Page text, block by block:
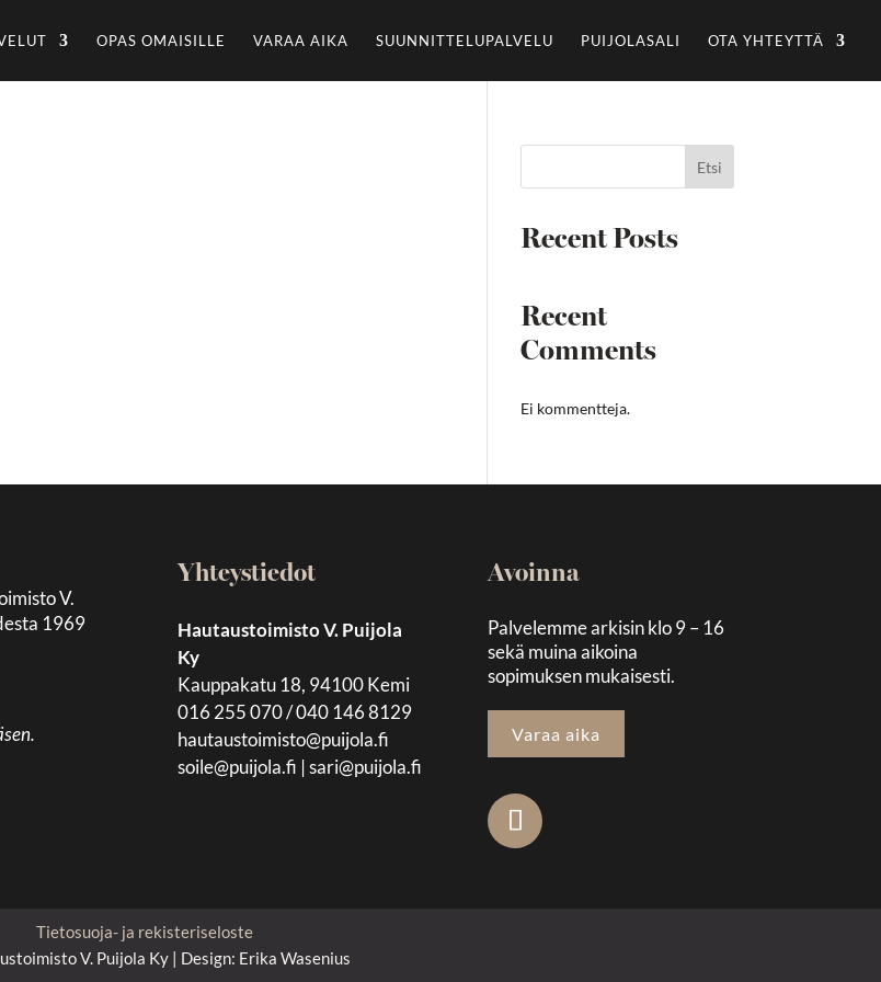
OPAS OMAISILLE VARAA AIKA SUUNNITTELUPALVELU PUIJOLASALI OTA YHTEYTTÄ
Etsi
Recent Posts
Recent
Comments
Ei kommentteja.
V.
1969
Yhteystiedot
Hautaustoimisto V. Puijola
Ky
Kauppakatu 18, 94100 Kemi
016 255 070 / 040 146 8129
hautaustoimisto@puijola.fi
soile@puijola.fi |sari@puijola.fi
Avoinna
Palvelemme arkisin klo 9 – 16
sekä muina aikoina
sopimuksen mukaisesti.
Varaa aika
Tietosuoja- ja rekisteriseloste
V. Puijola Ky | Design: Erika Wasenius